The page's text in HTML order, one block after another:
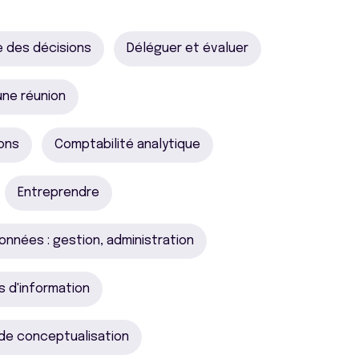
des décisions Déléguer et évaluer
réunion
Comptabilité analytique
Entreprendre
: gestion, administration
d'information
conceptualisation